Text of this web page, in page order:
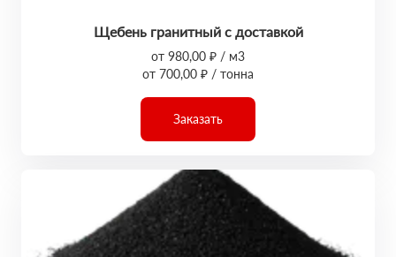
Щебень гранитный с доставкой
от 980,00 ₽ / м3
от 700,00 ₽ / тонна
Заказать